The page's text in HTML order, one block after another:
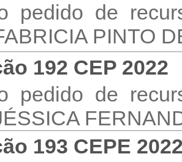
pedido de
PINTO
192 CEP 2022
pedido de
193 CEPE